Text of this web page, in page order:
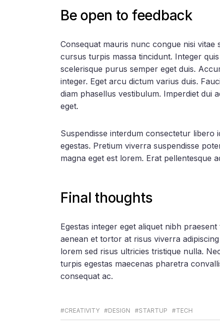
Be open to feedback
Consequat mauris nunc congue nisi vitae
cursus turpis massa tincidunt. Integer
scelerisque purus semper eget duis.
integer. Eget arcu dictum varius duis.
diam phasellus vestibulum. Imperdiet dui
eget.
Suspendisse interdum consectetur libero
egestas. Pretium viverra suspendisse
magna eget est lorem. Erat pellentesque
Final thoughts
Egestas integer eget aliquet nibh
aenean et tortor at risus viverra
lorem sed risus ultricies tristique nulla.
turpis egestas maecenas pharetra
consequat ac.
#CREATIVITY #DESIGN #STARTUP #TECH